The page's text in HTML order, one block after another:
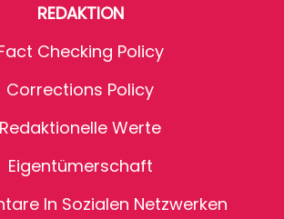
REDAKTION
Checking Policy
Corrections Policy
Redaktionelle Werte
Eigentümerschaft
In Sozialen Netzwerken